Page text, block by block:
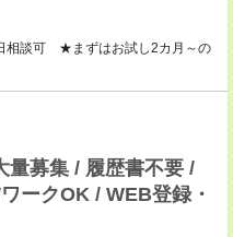
相談可 ★まずはお試し2カ月～の
量募集 / 履歴書不要 /
ークOK / WEB登録・